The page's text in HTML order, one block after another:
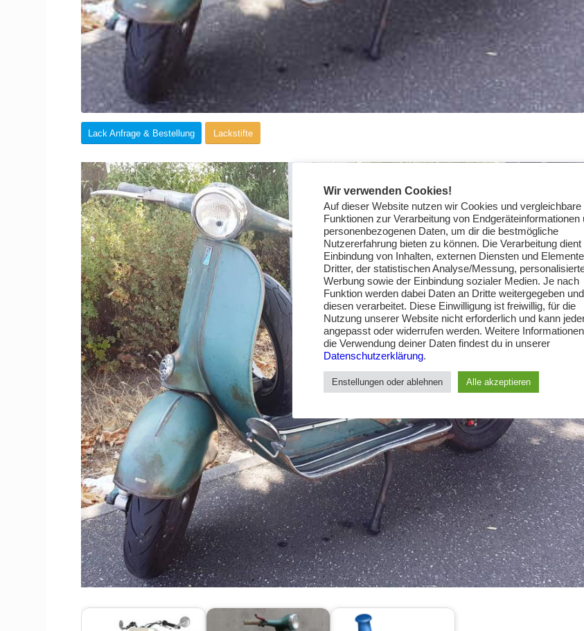
Lack Anfrage & Bestellung Lackstifte
Wir verwenden Cookies!
Auf dieser Website nutzen wir Cookies und vergleichbare
Funktionen zur Verarbeitung von Endgeräteinformationen
personenbezogenen Daten, um dir die bestmögliche
Nutzererfahrung bieten zu können. Die Verarbeitung dient
Einbindung von Inhalten, externen Diensten und
Dritter, der statistischen Analyse/Messung,
Werbung sowie der Einbindung sozialer Medien. Je nach
Funktion werden dabei Daten an Dritte weitergegeben
diesen verarbeitet. Diese Einwilligung ist freiwillig, für die
Nutzung unserer Website nicht erforderlich und kann
angepasst oder widerrufen werden. Weitere
die Verwendung deiner Daten findest du in unserer
Datenschutzerklärung.
Enstellungen oder ablehnen Alle akzeptieren